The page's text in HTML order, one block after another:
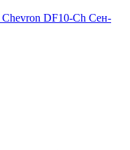
DF10-Ch Сен-